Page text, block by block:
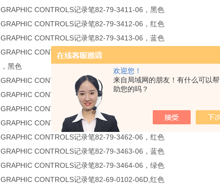
欢迎您！
来自局域网的朋友！有什么可以帮
助您的吗？
GRAPHIC CONTROLS记录笔82-79-3411-06，黑色
GRAPHIC CONTROLS记录笔82-79-3412-06，红色
GRAPHIC CONTROLS记录笔82-79-3413-06，蓝色
GRAPHIC CONTROLS记录笔82-79-3414-06，绿色
，黑色
GRAPHIC CONTROLS记录笔82-79-3452-06，红色
GRAPHIC CONTROLS记录笔82-79-3453-06，蓝色
GRAPHIC CONTROLS记录笔82-79-3454-06，绿色
GRAPHIC CONTROLS记录笔82-79-3461-06，黑色
GRAPHIC CONTROLS记录笔82-79-3462-06，红色
GRAPHIC CONTROLS记录笔82-79-3463-06，蓝色
GRAPHIC CONTROLS记录笔82-79-3464-06，绿色
GRAPHIC CONTROLS记录笔82-69-0102-06D,红色